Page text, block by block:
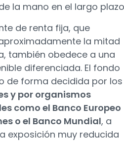
la mano en el largo
de renta fija, que
la mitad
también obedece a una
diferenciada. El fondo
de forma decidida por los
y por organismos
como el Banco Europeo
o el Banco Mundial, a
exposición muy reducida